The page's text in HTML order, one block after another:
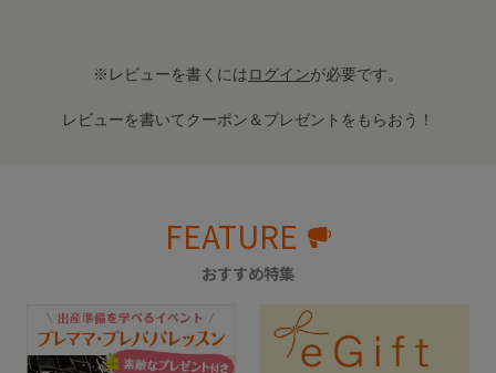
※レビューを書くにはログインが必要です。
レビューを書いてクーポン＆プレゼントをもらおう！
FEATURE
おすすめ特集